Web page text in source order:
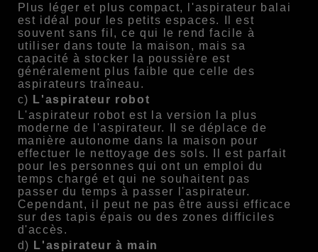
Plus léger et plus compact, l'aspirateur balai
est idéal pour les petits espaces. Il est
souvent sans fil, ce qui le rend facile à
utiliser dans toute la maison, mais sa
capacité à stocker la poussière est
généralement plus faible que celle des
aspirateurs traîneau.
c) L'aspirateur robot
L'aspirateur robot est la version la plus
moderne de l'aspirateur. Il se déplace de
manière autonome dans la maison pour
effectuer le nettoyage des sols. Il est parfait
pour les personnes qui ont un emploi du
temps chargé et qui ne souhaitent pas
passer du temps à passer l'aspirateur.
Cependant, il peut ne pas être aussi efficace
sur des tapis épais ou des zones difficiles
d'accès.
d) L'aspirateur à main